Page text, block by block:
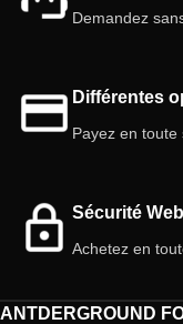
Demandez
Différentes
Payez en toute
Sécurité Web
Achetez en
ANTDERGROUND